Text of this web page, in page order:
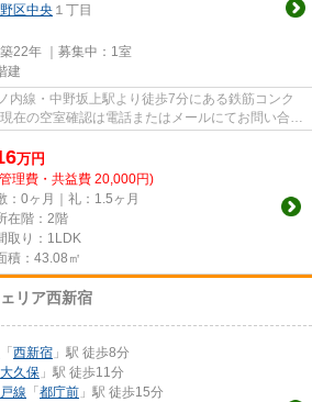
区中央 １丁目
22年 ｜募集中： 1室
建
内線・中野坂上駅より徒歩7分にある鉄筋コンク
万円
理費・共益費 20,000円)
：0ヶ月｜礼：1.5ヶ月
在階：2階
取り：1LDK
積：43.08㎡
リア西新宿
「 西新宿 」駅 徒歩8分
大久保 」駅 徒歩11分
線 「 都庁前 」駅 徒歩15分